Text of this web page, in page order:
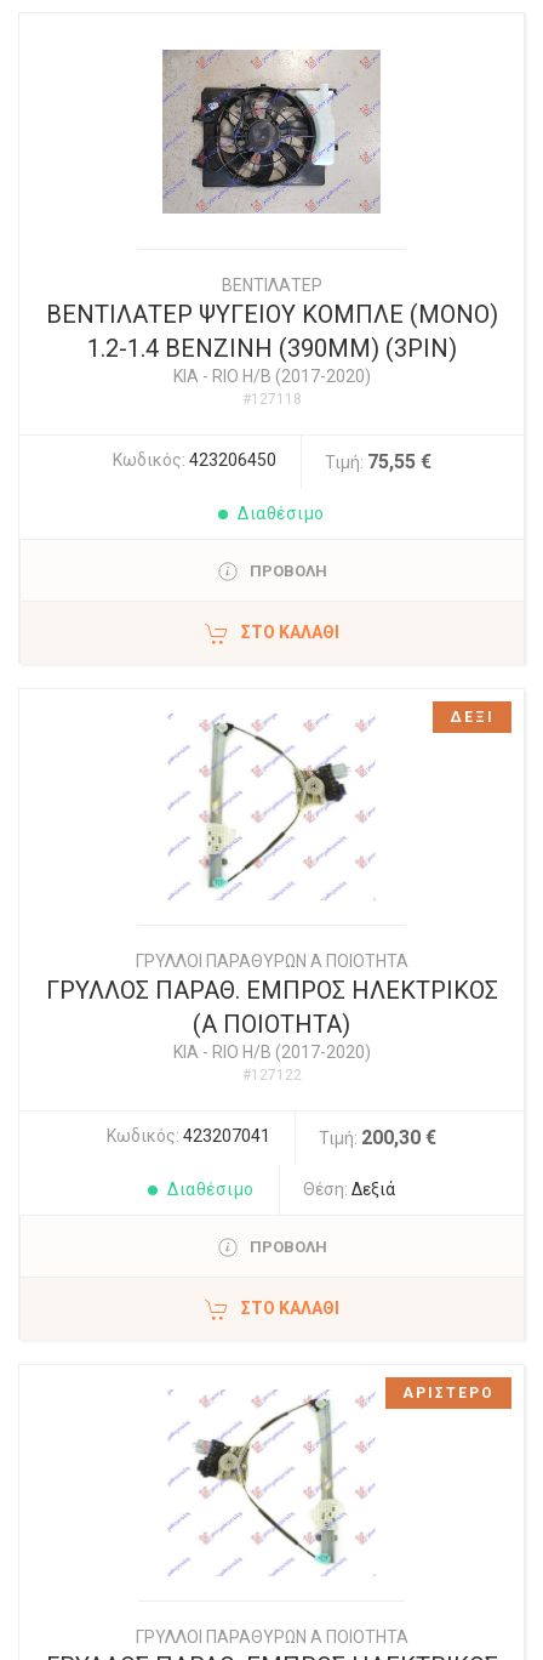
ΒΕΝΤΙΛΑΤΕΡ
ΒΕΝΤΙΛΑΤΕΡ ΨΥΓΕΙΟΥ ΚΟΜΠΛΕ (MONO)
1.2-1.4 ΒΕΝΖΙΝΗ (390MM) (3PIN)
KIA - RIO Η/Β (2017-2020)
#127118
Κωδικός: 423206450 Τιμή: 75,55 €
Διαθέσιμο
ΠΡΟΒΟΛΗ
ΣΤΟ ΚΑΛΆΘΙ
ΓΡΥΛΛΟΙ ΠΑΡΑΘΥΡΩΝ Α ΠΟΙΟΤΗΤΑ
ΓΡΥΛΛΟΣ ΠΑΡΑΘ. ΕΜΠΡΟΣ ΗΛΕΚΤΡΙΚΟΣ
(Α ΠΟΙΟΤΗΤΑ)
KIA - RIO Η/Β (2017-2020)
#127122
Κωδικός: 423207041 Τιμή: 200,30 €
Διαθέσιμο Θέση: Δεξιά
ΠΡΟΒΟΛΗ
ΣΤΟ ΚΑΛΆΘΙ
ΔΕΞΙ
ΓΡΥΛΛΟΙ ΠΑΡΑΘΥΡΩΝ Α ΠΟΙΟΤΗΤΑ
ΑΡΙΣΤΕΡΟ